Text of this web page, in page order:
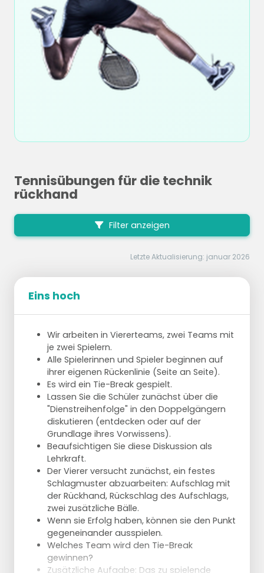
Tennisübungen für die technik
rückhand
Filter anzeigen
Letzte Aktualisierung: januar 2026
Eins hoch
Wir arbeiten in Viererteams, zwei Teams mit
je zwei Spielern.
Alle Spielerinnen und Spieler beginnen auf
ihrer eigenen Rückenlinie (Seite an Seite).
Es wird ein Tie-Break gespielt.
Lassen Sie die Schüler zunächst über die
"Dienstreihenfolge" in den Doppelgängern
diskutieren (entdecken oder auf der
Grundlage ihres Vorwissens).
Beaufsichtigen Sie diese Diskussion als
Lehrkraft.
Der Vierer versucht zunächst, ein festes
Schlagmuster abzuarbeiten: Aufschlag mit
der Rückhand, Rückschlag des Aufschlags,
zwei zusätzliche Bälle.
Wenn sie Erfolg haben, können sie den Punkt
gegeneinander ausspielen.
Welches Team wird den Tie-Break
gewinnen?
Zusätzliche Aufgabe: Das zu spielende